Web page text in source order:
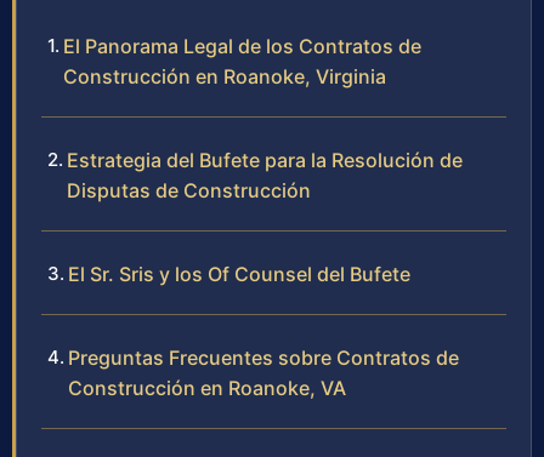
El Panorama Legal de los Contratos de
Construcción en Roanoke, Virginia
Estrategia del Bufete para la Resolución de
Disputas de Construcción
El Sr. Sris y los Of Counsel del Bufete
Preguntas Frecuentes sobre Contratos de
Construcción en Roanoke, VA